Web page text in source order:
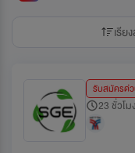
เรีย
รับสมัครด่
23 ชั่วโม